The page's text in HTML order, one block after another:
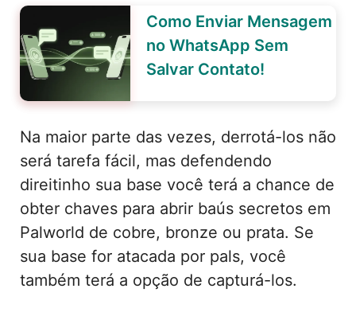
Como Enviar Mensagem
no WhatsApp Sem
Salvar Contato!
Na maior parte das vezes, derrotá-los não
será tarefa fácil, mas defendendo
direitinho sua base você terá a chance de
obter chaves para abrir baús secretos em
Palworld de cobre, bronze ou prata. Se
sua base for atacada por pals, você
também terá a opção de capturá-los.